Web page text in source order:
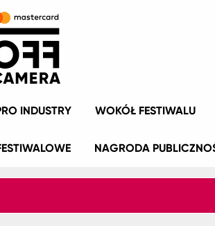
INDUSTRY WOKÓŁ FESTIWALU
NAGRODA